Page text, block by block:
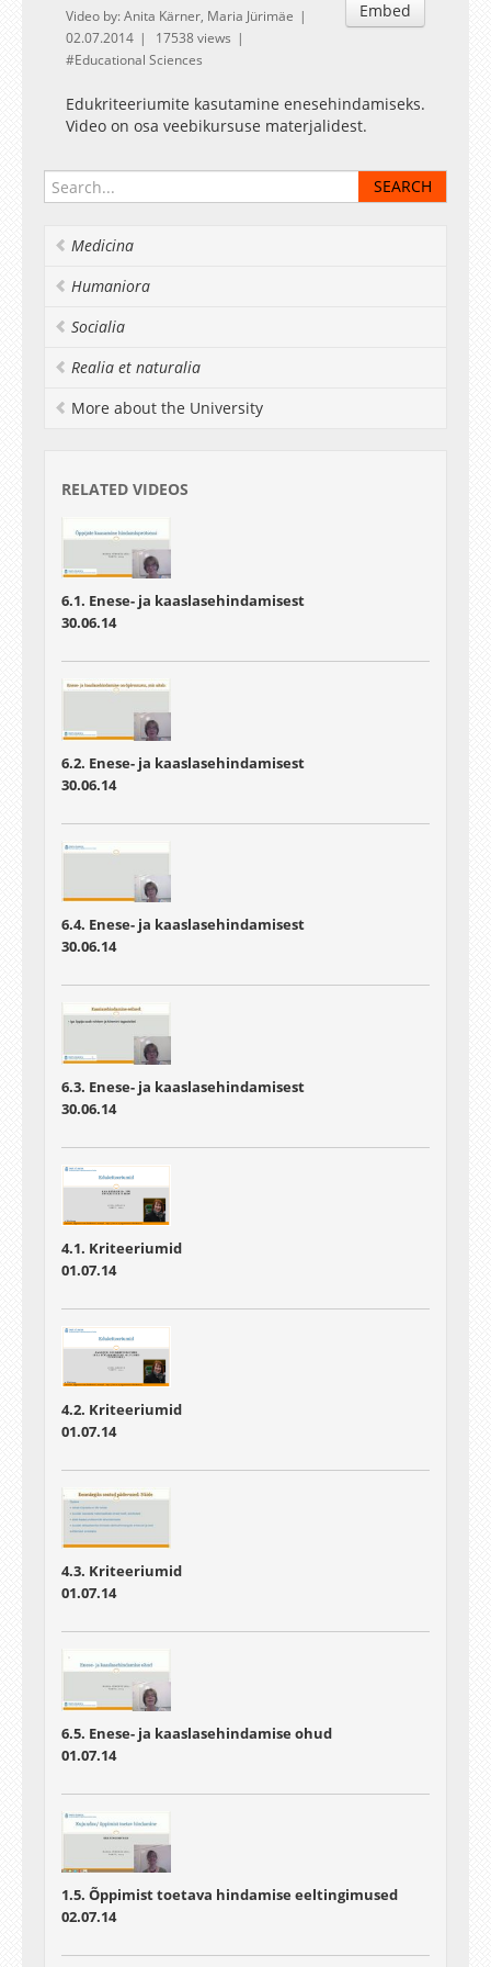
Embed
Video by: Anita Kärner, Maria Jürimäe
02.07.2014
17538 views
Educational Sciences
Edukriteeriumite kasutamine enesehindamiseks.
Video on osa veebikursuse materjalidest.
Medicina
Humaniora
Socialia
Realia et naturalia
More about the University
RELATED VIDEOS
6.1. Enese- ja kaaslasehindamisest
30.06.14
6.2. Enese- ja kaaslasehindamisest
30.06.14
6.4. Enese- ja kaaslasehindamisest
30.06.14
6.3. Enese- ja kaaslasehindamisest
30.06.14
4.1. Kriteeriumid
01.07.14
4.2. Kriteeriumid
01.07.14
4.3. Kriteeriumid
01.07.14
6.5. Enese- ja kaaslasehindamise ohud
01.07.14
1.5. Õppimist toetava hindamise eeltingimused
02.07.14